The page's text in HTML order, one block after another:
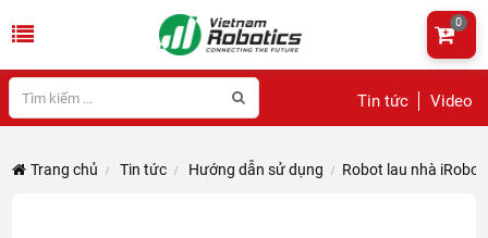
Tin tức Video
0
Trang chủ Tin tức Hướng dẫn sử dụng Robot lau nhà